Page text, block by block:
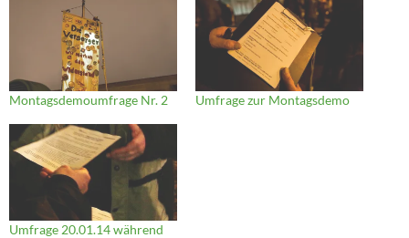
Montagsdemoumfrage Nr. 2 Umfrage zur Montagsdemo
Umfrage 20.01.14 während